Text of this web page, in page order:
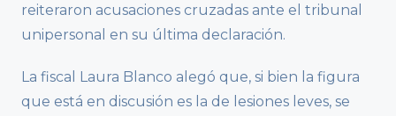
reiteraron acusaciones cruzadas ante el tribunal
unipersonal en su última declaración.
La fiscal Laura Blanco alegó que, si bien la figura
que está en discusión es la de lesiones leves, se